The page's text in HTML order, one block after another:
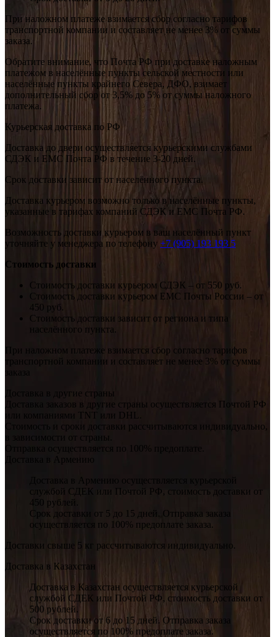
При наложном платеже взимается сбор согласно тарифов
транспортной компании и составляет не менее 3% от суммы
заказа.
Обратите внимание, что Почта РФ при доставке наложным
платежом в населённые пункты сельской местности или
населённые пункты крайнего Севера, ДФО, взимает
дополнительный сбор от 3,5% до 5% от суммы наложного
платежа.
Курьерская доставка по РФ
Доставка до двери осуществляется курьерскими службами
СДЭК и ЕМС Почта РФ в течение 3-20 дней.
Срок доставки зависит от населённого пункта.
Доставка курьером возможно только в населённые пункты,
указанные в тарифах компаний СДЭК и ЕМС Почта РФ.
Возможность доставки курьером в ваш населённый пункт
уточняйте у менеджера по телефону +7 (905) 193 193 5
Стоимость доставки
Стоимость доставки курьером СДЭК – от 550 руб.
Стоимость доставки курьером ЕМС Почты России – от
450 руб.
Стоимость доставки зависит от региона и типа
населённого пункта.
При наложном платеже взимается сбор согласно тарифов
транспортной компании и составляет не менее 3% от суммы
заказа
Доставка в другие страны
Доставка заказов в другие страны осуществляется Почтой РФ
или компаниями TNT или DHL.
Стоимость и сроки доставки рассчитываются индивидуально,
в зависимости от страны.
Отправка осуществляется по 100% предоплате.
Доставка в Армению
Доставка в Армению осуществляется курьерской
службой СДЕК или Почтой РФ, стоимость доставки от
450 рублей.
Срок доставки от 5 до 15 дней. Отправка заказа
осуществляется по 100% предоплате заказа.
Доставки свыше 5 кг рассчитываются индивидуально.
Доставка в Казахстан
Доставка в Казахстан осуществляется курьерской
службой СДЕК или Почтой РФ, стоимость доставки от
500 рублей.
Срок доставки от 6 до 15 дней. Отправка заказа
осуществляется по 100% предоплате заказа.